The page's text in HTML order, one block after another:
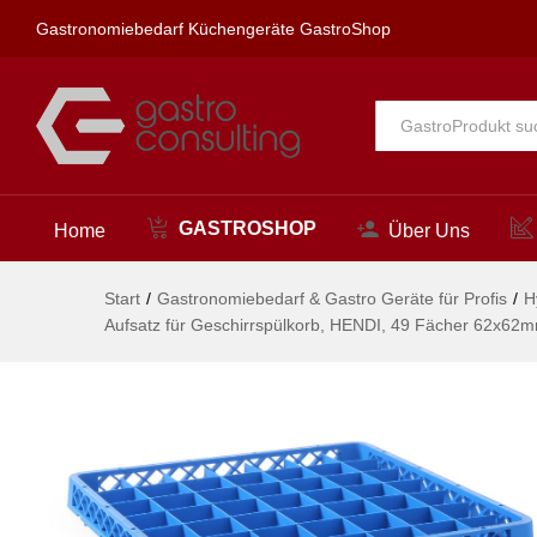
Gastronomiebedarf Küchengeräte GastroShop
Alle
Home GASTROSHOP Über Uns
Start / Gastronomiebedarf & Gastro Geräte für Profis /
Aufsatz für Geschirrspülkorb, HENDI, 49 Fächer
Beschreibung